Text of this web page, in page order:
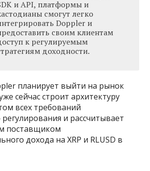
и API, платформы и
смогут легко
Doppler и
своим клиентам
к регулируемым
доходности.
планирует выйти на рынок
сейчас строит архитектуру
всех требований
и рассчитывает
поставщиком
дохода на XRP и RLUSD в